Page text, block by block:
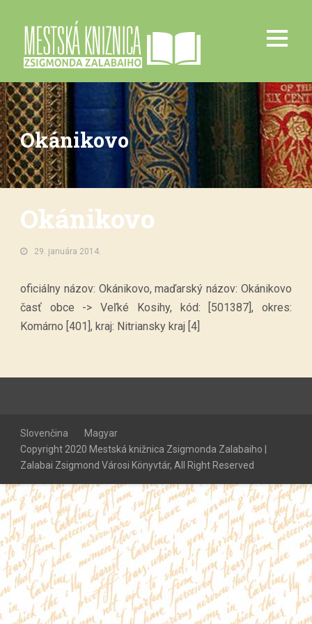
Okánikovo
Okánikovo
29. januára 2014.
oficiálny názov: Okánikovo, maďarský názov: Okánikovo
časť obce -> Veľké Kosihy, kód: [501387], okres:
Komárno [401], kraj: Nitriansky kraj [4]
Slovenčina
Magyar
Copyright 2020 Mestská knižnica Zsigmonda Zalabaiho |
Zalabai Zsigmond Városi Könyvtár, All Right Reserved